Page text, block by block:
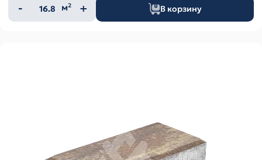
Количество
товара
м² В корзину